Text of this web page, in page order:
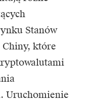
Stanów
Chiny, które
Uruchomienie